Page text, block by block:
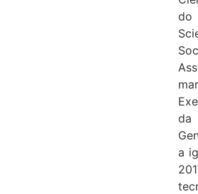
do
da
a